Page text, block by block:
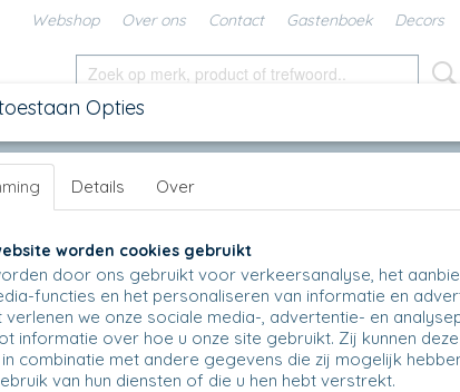
Webshop Over ons Contact Gastenboek Decors
& Vazen
967 - Vaas - 882 - Fresh Water
€ 59,50 (inclusief btw 21%)
✓Op voorraad
Aantal
Opties
Details Over
worden cookies gebruikt
door ons gebruikt voor verkeersanalyse, het
functies en het personaliseren van informatie en
verlenen we onze sociale media-, advertentie- en
informatie over hoe u onze site gebruikt. Zij kunnen
combinatie met andere gegevens die zij mogelijk
van hun diensten of die u hen hebt verstrekt.